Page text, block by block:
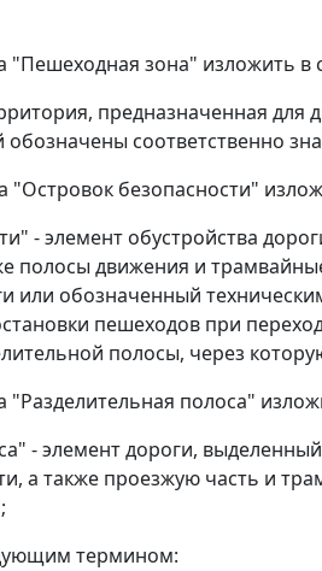
"Пешеходная зона" изложить в
предназначенная для
соответственно
"Островок безопасности"
- элемент обустройства
полосы движения и
или обозначенный
пешеходов при
полосы, через
"Разделительная полоса"
- элемент дороги,
а также проезжую часть и
термином: